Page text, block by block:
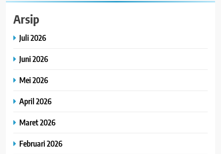
Arsip
Juli 2026
Juni 2026
Mei 2026
April 2026
Maret 2026
Februari 2026